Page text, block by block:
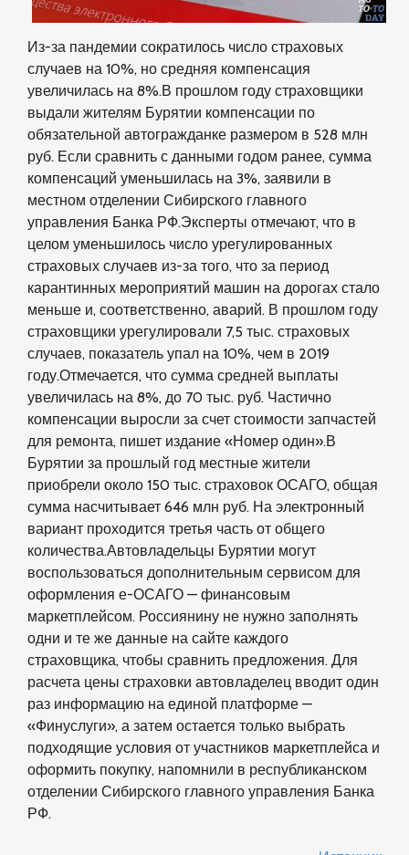
Из-за пандемии сократилось число страховых
случаев на 10%, но средняя компенсация
увеличилась на 8%.В прошлом году страховщики
выдали жителям Бурятии компенсации по
обязательной автогражданке размером в 528 млн
руб. Если сравнить с данными годом ранее, сумма
компенсаций уменьшилась на 3%, заявили в
местном отделении Сибирского главного
управления Банка РФ.Эксперты отмечают, что в
целом уменьшилось число урегулированных
страховых случаев из-за того, что за период
карантинных мероприятий машин на дорогах стало
меньше и, соответственно, аварий. В прошлом году
страховщики урегулировали 7,5 тыс. страховых
случаев, показатель упал на 10%, чем в 2019
году.Отмечается, что сумма средней выплаты
увеличилась на 8%, до 70 тыс. руб. Частично
компенсации выросли за счет стоимости запчастей
для ремонта, пишет издание «Номер один».В
Бурятии за прошлый год местные жители
приобрели около 150 тыс. страховок ОСАГО, общая
сумма насчитывает 646 млн руб. На электронный
вариант проходится третья часть от общего
количества.Автовладельцы Бурятии могут
воспользоваться дополнительным сервисом для
оформления е-ОСАГО — финансовым
маркетплейсом. Россиянину не нужно заполнять
одни и те же данные на сайте каждого
страховщика, чтобы сравнить предложения. Для
расчета цены страховки автовладелец вводит один
раз информацию на единой платформе —
«Финуслуги», а затем остается только выбрать
подходящие условия от участников маркетплейса и
оформить покупку, напомнили в республиканском
отделении Сибирского главного управления Банка
РФ.